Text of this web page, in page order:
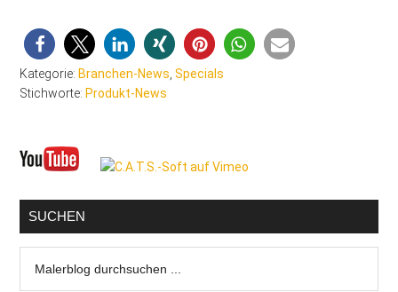
Kategorie: Branchen-News ,Specials
Stichworte: Produkt-News
Seitenspalte
SUCHEN
durchsuchen